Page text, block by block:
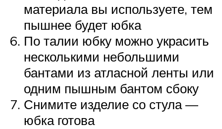
материала вы используете, тем
пышнее будет юбка
По талии юбку можно украсить
несколькими небольшими
бантами из атласной ленты или
одним пышным бантом сбоку
Снимите изделие со стула —
юбка готова